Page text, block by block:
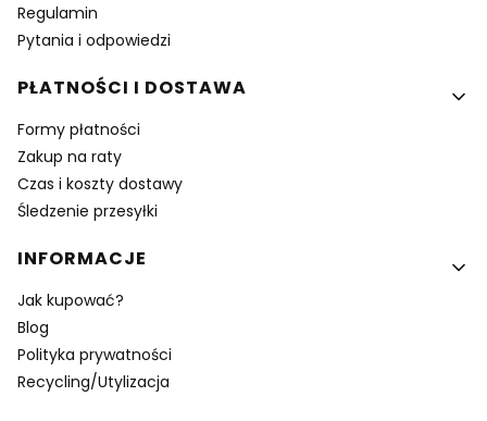
Regulamin
Pytania i odpowiedzi
PŁATNOŚCI I DOSTAWA
Formy płatności
Zakup na raty
Czas i koszty dostawy
Śledzenie przesyłki
INFORMACJE
Jak kupować?
Blog
Polityka prywatności
Recycling/Utylizacja